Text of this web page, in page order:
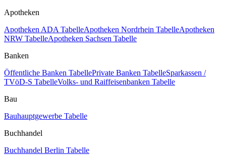
Apotheken
Apotheken ADA TabelleApotheken Nordrhein TabelleApotheken
NRW TabelleApotheken Sachsen Tabelle
Banken
Öffentliche Banken TabellePrivate Banken TabelleSparkassen /
TVöD-S TabelleVolks- und Raiffeisenbanken Tabelle
Bau
Bauhauptgewerbe Tabelle
Buchhandel
Buchhandel Berlin Tabelle